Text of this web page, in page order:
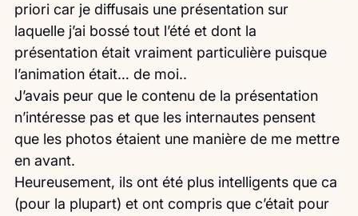
priori car je diffusais une présentation sur
laquelle j’ai bossé tout l’été et dont la
présentation était vraiment particulière puisque
l’animation était… de moi..
J’avais peur que le contenu de la présentation
n’intéresse pas et que les internautes pensent
que les photos étaient une manière de me mettre
en avant.
Heureusement, ils ont été plus intelligents que ca
(pour la plupart) et ont compris que c’était pour